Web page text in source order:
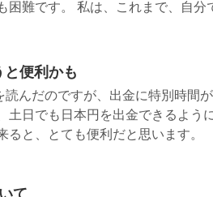
困難です。 私は、これまで、自分
便利かも
読んだのですが、出金に特別時間
土日でも日本円を出金できるよう
ると、とても便利だと思います。
て